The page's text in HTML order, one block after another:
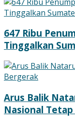
647 Ribu
Tinggalkan
Arus Balik
Nasional